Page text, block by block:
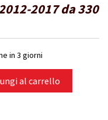
2017 da 330
in 3 giorni
al carrello